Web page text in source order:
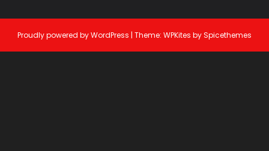
Proudly powered byWordPress | Theme: WPKites bySpicethemes